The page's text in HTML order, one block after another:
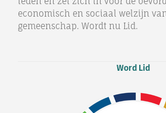
economisch en sociaal welzijn
gemeenschap. Wordt nu Lid.
Word Lid